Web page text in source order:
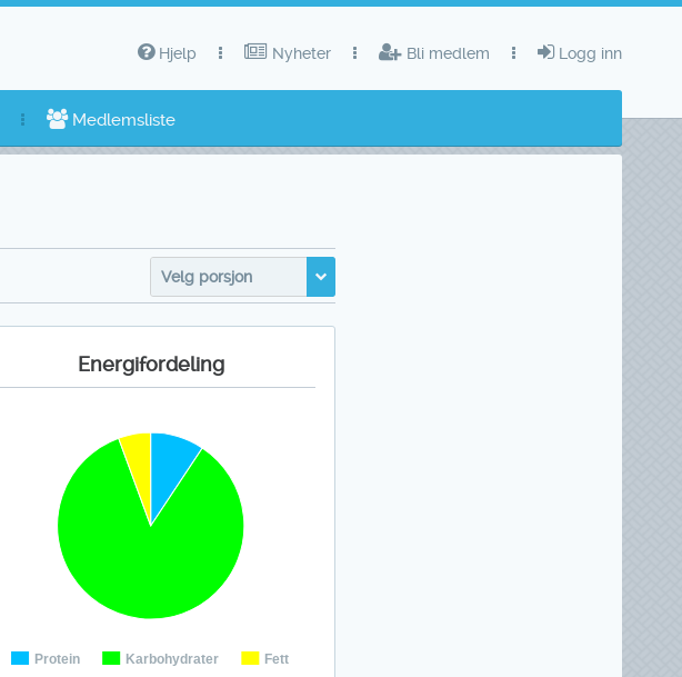
Logg inn
Bli medlem
Nyheter
Hjelp
Medlemsliste
Velg porsjon
Energifordeling
Protein Karbohydrater Fett